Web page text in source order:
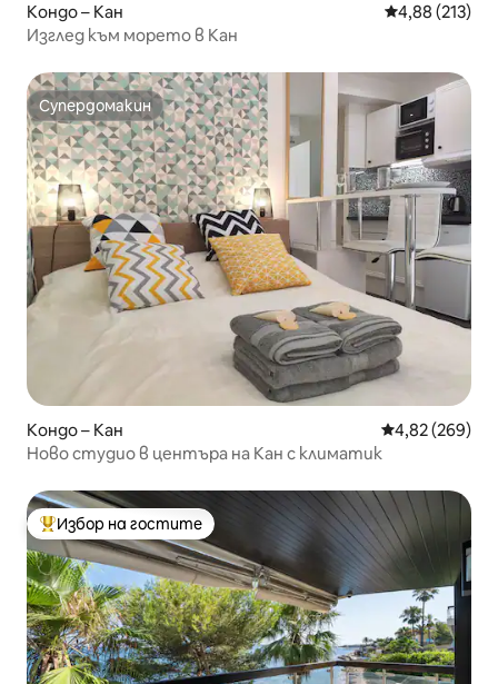
Кондо – Кан Средна
4,88 (213)
Изглед към морето в Кан
Супердомакин
Супердомакин
Кондо – Кан Средна
4,82 (269)
Ново студио в центъра на Кан с климатик
Най-популярен избор на гостите
Избор на гостите